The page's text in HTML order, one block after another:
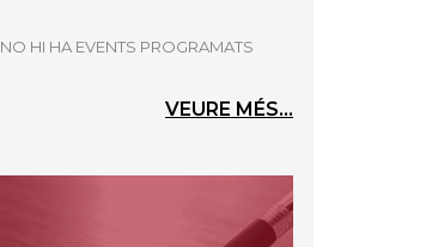
NO HI HA EVENTS PROGRAMATS
VEURE MÉS...